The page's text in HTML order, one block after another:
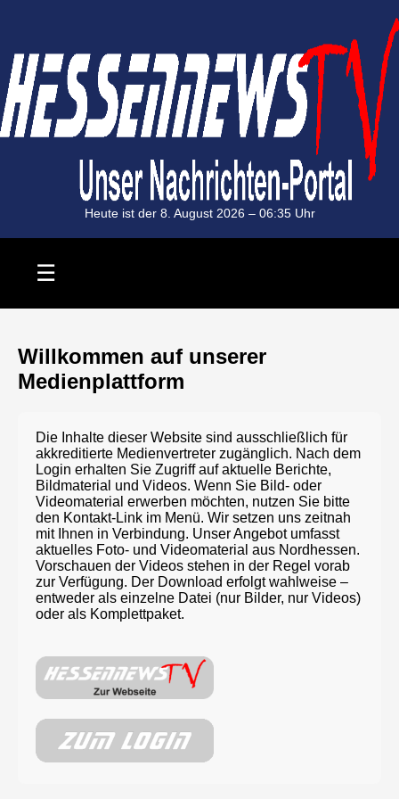
Heute ist der 8. August 2026 – 06:35Uhr
Willkommen auf unserer
Medienplattform
Die Inhalte dieser Website sind ausschließlich für
akkreditierte Medienvertreter zugänglich. Nach dem
Login erhalten Sie Zugriff auf aktuelle Berichte,
Bildmaterial und Videos. Wenn Sie Bild- oder
Videomaterial erwerben möchten, nutzen Sie bitte
den Kontakt-Link im Menü. Wir setzen uns zeitnah
mit Ihnen in Verbindung. Unser Angebot umfasst
aktuelles Foto- und Videomaterial aus Nordhessen.
Vorschauen der Videos stehen in der Regel vorab
zur Verfügung. Der Download erfolgt wahlweise –
entweder als einzelne Datei (nur Bilder, nur Videos)
oder als Komplettpaket.